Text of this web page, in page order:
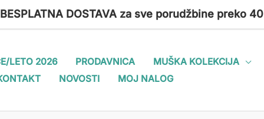
DOSTAVA za sve porudžbine preko
LETO 2026 PRODAVNICA
MUŠKA KOLEKCIJA
NOVOSTI MOJ NALOG